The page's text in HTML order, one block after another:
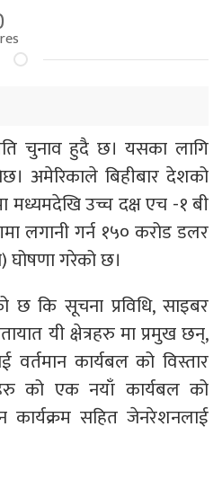
चुनाव हुदै छ। यसका लागि
अमेरिकाले बिहीबार देशको
मध्यमदेखि उच्च दक्ष एच -१ बी
लगानी गर्न १५० करोड डलर
घोषणा गरेको छ।
छ कि सूचना प्रविधि, साइबर
यी क्षेत्रहरु मा प्रमुख छन्,
वर्तमान कार्यबल को विस्तार
को एक नयाँ कार्यबल को
कार्यक्रम सहित जेनरेशनलाई